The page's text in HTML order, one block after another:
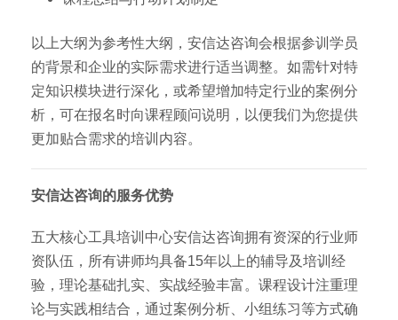
以上大纲为参考性大纲，安信达咨询会根据参训学员
的背景和企业的实际需求进行适当调整。如需针对特
定知识模块进行深化，或希望增加特定行业的案例分
析，可在报名时向课程顾问说明，以便我们为您提供
更加贴合需求的培训内容。
安信达咨询的服务优势
五大核心工具培训中心安信达咨询拥有资深的行业师
资队伍，所有讲师均具备15年以上的辅导及培训经
验，理论基础扎实、实战经验丰富。课程设计注重理
论与实践相结合，通过案例分析、小组练习等方式确